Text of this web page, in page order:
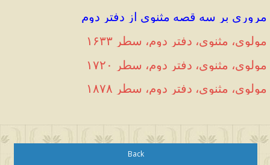
مروری بر سه قصه مثنوی از دفتر دوم
مولوی، مثنوی، دفتر دوم، سطر ۱۶۳۳
مولوی، مثنوی، دفتر دوم، سطر ۱۷۲۰
مولوی، مثنوی، دفتر دوم، سطر ۱۸۷۸
Back